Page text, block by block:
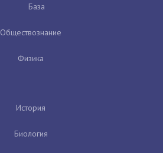
База
Обществознание
Физика
История
Биология